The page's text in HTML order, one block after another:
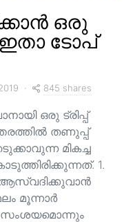
ഒരു
ടോപ്
845 shares
ഒരു ട്രിപ്പ്
തണുപ്പ്
മികച്ച
1.
ആസ്വദിക്കുവാൻ
മൂന്നാർ
സംശയമൊന്നും